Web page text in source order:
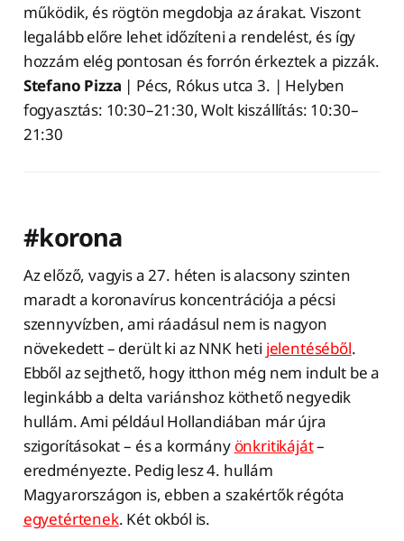
működik, és rögtön megdobja az árakat. Viszont
legalább előre lehet időzíteni a rendelést, és így
hozzám elég pontosan és forrón érkeztek a pizzák.
Stefano Pizza | Pécs, Rókus utca 3. | Helyben
fogyasztás: 10:30–21:30, Wolt kiszállítás: 10:30–
21:30
#korona
Az előző, vagyis a 27. héten is alacsony szinten
maradt a koronavírus koncentrációja a pécsi
szennyvízben, ami ráadásul nem is nagyon
növekedett – derült ki az NNK heti jelentéséből.
Ebből az sejthető, hogy itthon még nem indult be a
leginkább a delta variánshoz köthető negyedik
hullám. Ami például Hollandiában már újra
szigorításokat – és a kormány önkritikáját–
eredményezte. Pedig lesz 4. hullám
Magyarországon is, ebben a szakértők régóta
egyetértenek. Két okból is.